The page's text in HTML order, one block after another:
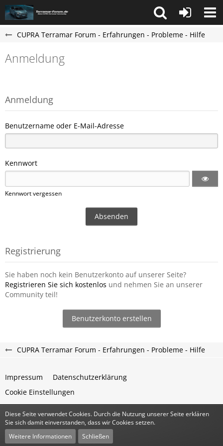
CUPRA Terramar Forum - Erfahrungen - Probleme - Hilfe
Anmeldung
Anmeldung
Benutzername oder E-Mail-Adresse
Kennwort
Kennwort vergessen
Registrierung
Sie haben noch kein Benutzerkonto auf unserer Seite?
Registrieren Sie sich kostenlos und nehmen Sie an unserer
Community teil!
Benutzerkonto erstellen
CUPRA Terramar Forum - Erfahrungen - Probleme - Hilfe
Impressum
Datenschutzerklärung
Cookie Einstellungen
Community-Software:WoltLab Suite™
Stil:Classicvon
Diese Seite verwendet Cookies. Durch die Nutzung unserer Seite erklären
Sie sich damit einverstanden, dass wir Cookies setzen.
Weitere Informationen
Schließen